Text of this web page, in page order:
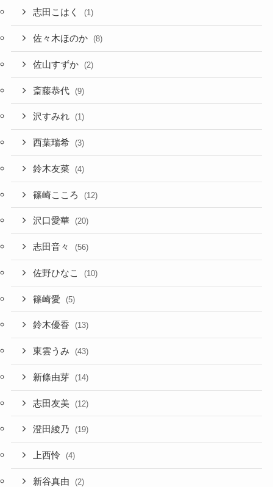
志田こはく (1)
佐々木ほのか (8)
佐山すずか (2)
斎藤恭代 (9)
沢すみれ (1)
西葉瑞希 (3)
鈴木友菜 (4)
篠崎こころ (12)
沢口愛華 (20)
志田音々 (56)
佐野ひなこ (10)
篠崎愛 (5)
鈴木優香 (13)
東雲うみ (43)
新條由芽 (14)
志田友美 (12)
澄田綾乃 (19)
上西怜 (4)
新谷真由 (2)